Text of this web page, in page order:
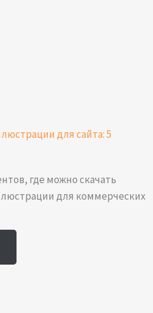
для сайта: 5
где можно скачать
для коммерческих